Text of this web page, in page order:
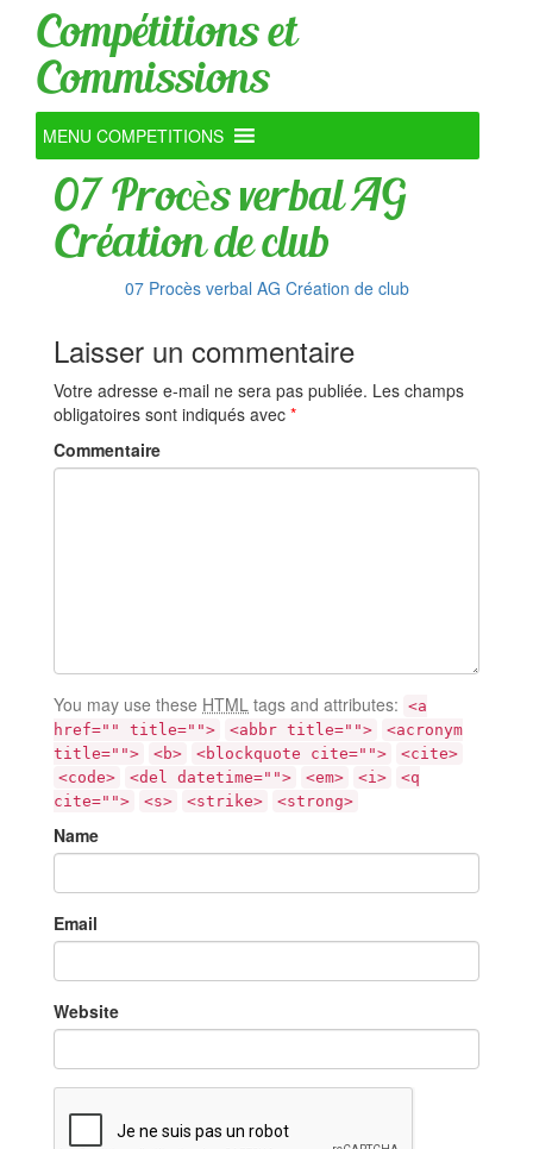
Compétitions et
Commissions
MENU COMPETITIONS
07 Procès verbal AG
Création de club
07 Procès verbal AG Création de club
Laisser un commentaire
Votre adresse e-mail ne sera pas publiée. Les champs
obligatoires sont indiqués avec *
Commentaire
You may use these HTML tags and attributes: <a
href="" title="">
<abbr title="">
<acronym
title="">
<b> <blockquote cite="">
<cite>
<code>
<del datetime=""> <em> <i>
<q
cite="">
<s> <strike> <strong>
Name
Email
Website